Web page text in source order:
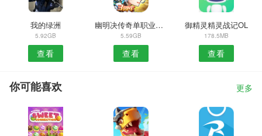
我的绿洲
5.92GB
查看
幽明决传奇单职业手游
5.59GB
查看
御精灵精灵战记OL
178.5MB
查看
你可能喜欢 更多